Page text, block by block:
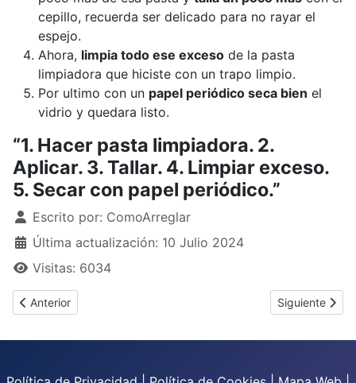
cepillo, recuerda ser delicado para no rayar el
espejo.
Ahora, limpia todo ese exceso de la pasta
limpiadora que hiciste con un trapo limpio.
Por ultimo con un papel periódico seca bien el
vidrio y quedara listo.
“1. Hacer pasta limpiadora. 2.
Aplicar. 3. Tallar. 4. Limpiar exceso.
5. Secar con papel periódico.”
Detalles
Escrito por: ComoArreglar
Última actualización: 10 Julio 2024
Visitas: 6034
Artículo anterior: ¿Cómo arreglar un espejo roto?
Anterior Artículo
Siguiente